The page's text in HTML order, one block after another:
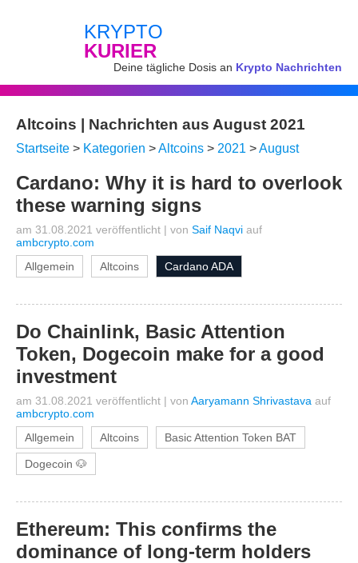
KRYPTO
KURIER
Deine tägliche Dosis an Krypto Nachrichten
Altcoins | Nachrichten aus August 2021
Startseite > Kategorien >Altcoins > 2021 >August
Cardano: Why it is hard to overlook
these warning signs
am 31.08.2021 veröffentlicht | von Saif Naqvi auf
ambcrypto.com
Allgemein
Altcoins Cardano ADA
Do Chainlink, Basic Attention
Token, Dogecoin make for a good
investment
am 31.08.2021 veröffentlicht | von Aaryamann Shrivastava auf
ambcrypto.com
Allgemein
Altcoins Basic Attention Token BAT
Dogecoin 🐶
Ethereum: This confirms the
dominance of long-term holders